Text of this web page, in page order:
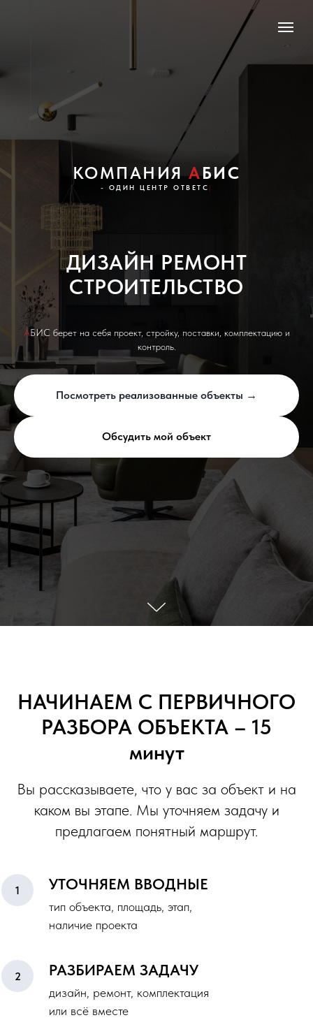
КОМПАНИЯ АБИС
- ФИКСАЦИЯ ЕД|
ДИЗАЙН РЕМОНТ
СТРОИТЕЛЬСТВО
АБИС берет на себя проект, стройку, поставки, комплектацию и
контроль.
Посмотреть реализованные объекты →
Обсудить мой объект
НАЧИНАЕМ С ПЕРВИЧНОГО
РАЗБОРА ОБЪЕКТА – 15
минут
Вы рассказываете, что у вас за объект и на
каком вы этапе. Мы уточняем задачу и
предлагаем понятный маршрут.
УТОЧНЯЕМ ВВОДНЫЕ
тип объекта, площадь, этап,
наличие проекта
РАЗБИРАЕМ ЗАДАЧУ
дизайн, ремонт, комплектация
или всё вместе